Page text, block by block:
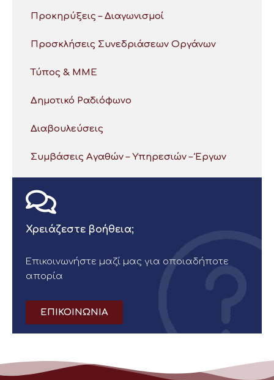
Προκηρύξεις – Διαγωνισμοί
Προσκλήσεις Συνεδριάσεων Οργάνων
Τύπος & ΜΜΕ
Δημοτικό Ραδιόφωνο
Διαβουλεύσεις
Συμβάσεις Αγαθών – Υπηρεσιών – Έργων
Χρειάζεστε βοήθεια;
Επικοινωνήστε μαζί μας για οποιαδήποτε
απορία
ΕΠΙΚΟΙΝΩΝΙΑ